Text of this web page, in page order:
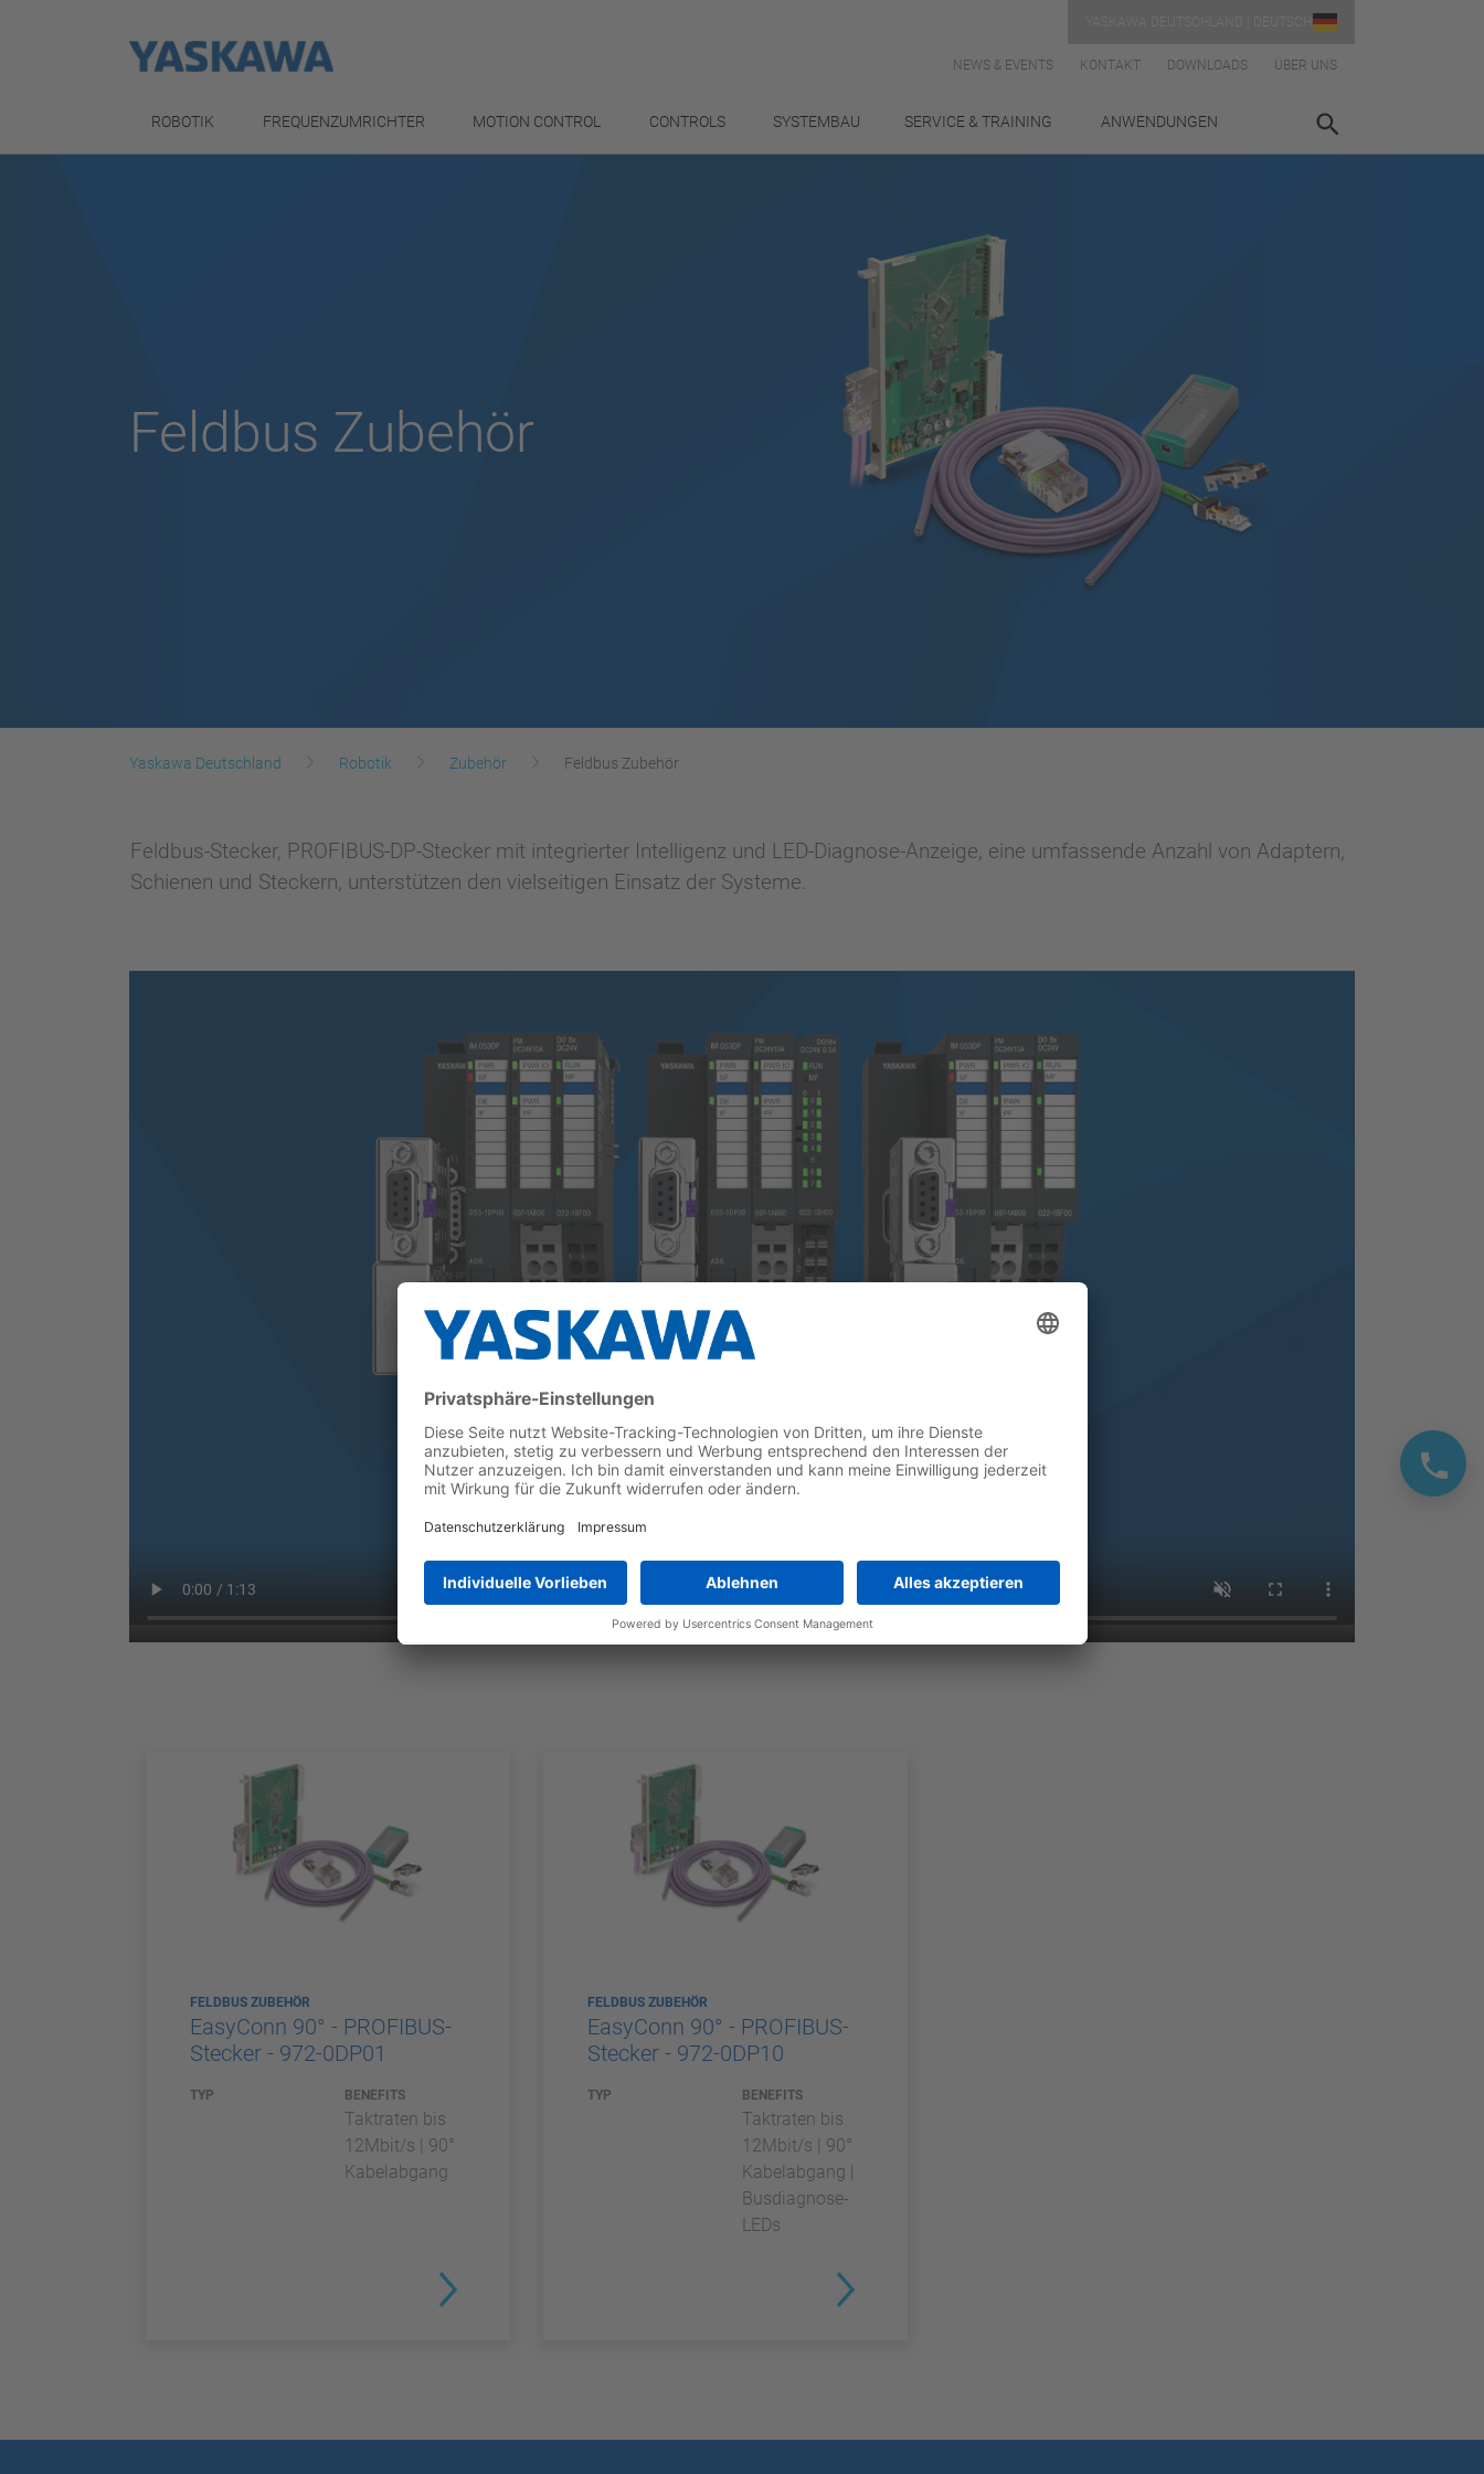
NEWS & EVENTS KONTAKT DOWNLOADS ÜBER UNS
ROBOTIK FREQUENZUMRICHTER MOTION CONTROL CONTROLS SYSTEMBAU SERVICE & TRAINING ANWENDUNGEN
Feldbus Zubehör
Yaskawa Deutschland Robotik Zubehör Feldbus Zubehör
Feldbus-Stecker, PROFIBUS-DP-Stecker mit integrierter Intelligenz und LED-Diagnose-Anzeige, eine umfassende Anzahl von Adaptern,
Schienen und Steckern, unterstützen den vielseitigen Einsatz der Systeme.
FELDBUS ZUBEHÖR
EasyConn 90° - PROFIBUS-
Stecker - 972-0DP01
TYP BENEFITS
Taktraten bis
12Mbit/s | 90°
Kabelabgang
FELDBUS ZUBEHÖR
EasyConn 90° - PROFIBUS-
Stecker - 972-0DP10
TYP BENEFITS
Taktraten bis
12Mbit/s | 90°
Kabelabgang |
Busdiagnose-
LEDs